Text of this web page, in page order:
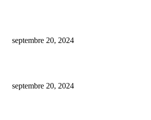
septembre 20, 2024
septembre 20, 2024